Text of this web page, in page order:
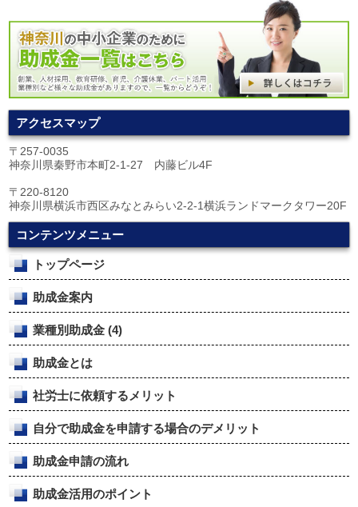
アクセスマップ
〒257-0035
神奈川県秦野市本町2-1-27 内藤ビル4F
〒220-8120
神奈川県横浜市西区みなとみらい2-2-1横浜ランドマークタワー20F
コンテンツメニュー
トップページ
助成金案内
業種別助成金 (4)
助成金とは
社労士に依頼するメリット
自分で助成金を申請する場合のデメリット
助成金申請の流れ
助成金活用のポイント